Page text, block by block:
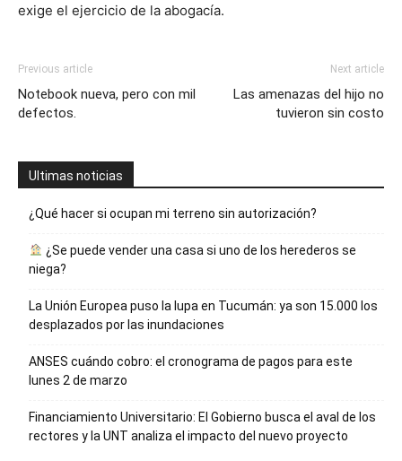
exige el ejercicio de la abogacía.
Previous article
Notebook nueva, pero con mil
defectos.
Next article
Las amenazas del hijo no
tuvieron sin costo
Ultimas noticias
¿Qué hacer si ocupan mi terreno sin autorización?
¿Se puede vender una casa si uno de los herederos se
niega?
La Unión Europea puso la lupa en Tucumán: ya son 15.000 los
desplazados por las inundaciones
ANSES cuándo cobro: el cronograma de pagos para este
lunes 2 de marzo
Financiamiento Universitario: El Gobierno busca el aval de los
rectores y la UNT analiza el impacto del nuevo proyecto